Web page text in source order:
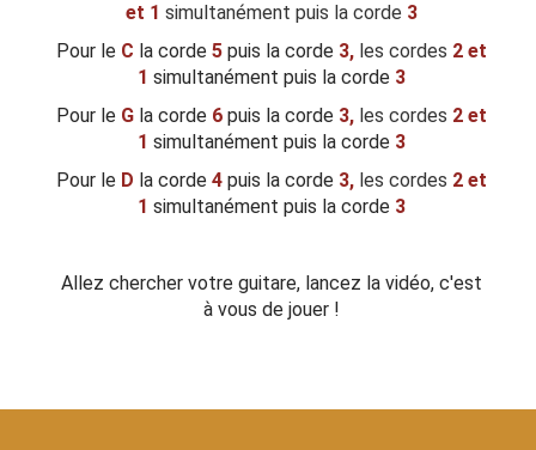
et 1 simultanément puis la corde 3
Pour le C la corde 5 puis la corde 3, les cordes 2 et
1 simultanément puis la corde 3
Pour le G la corde 6 puis la corde 3, les cordes 2 et
1 simultanément puis la corde 3
Pour le D la corde 4 puis la corde 3,les cordes 2 et
1 simultanément puis la corde 3
Allez chercher votre guitare, lancez la vidéo, c'est
à vous de jouer !